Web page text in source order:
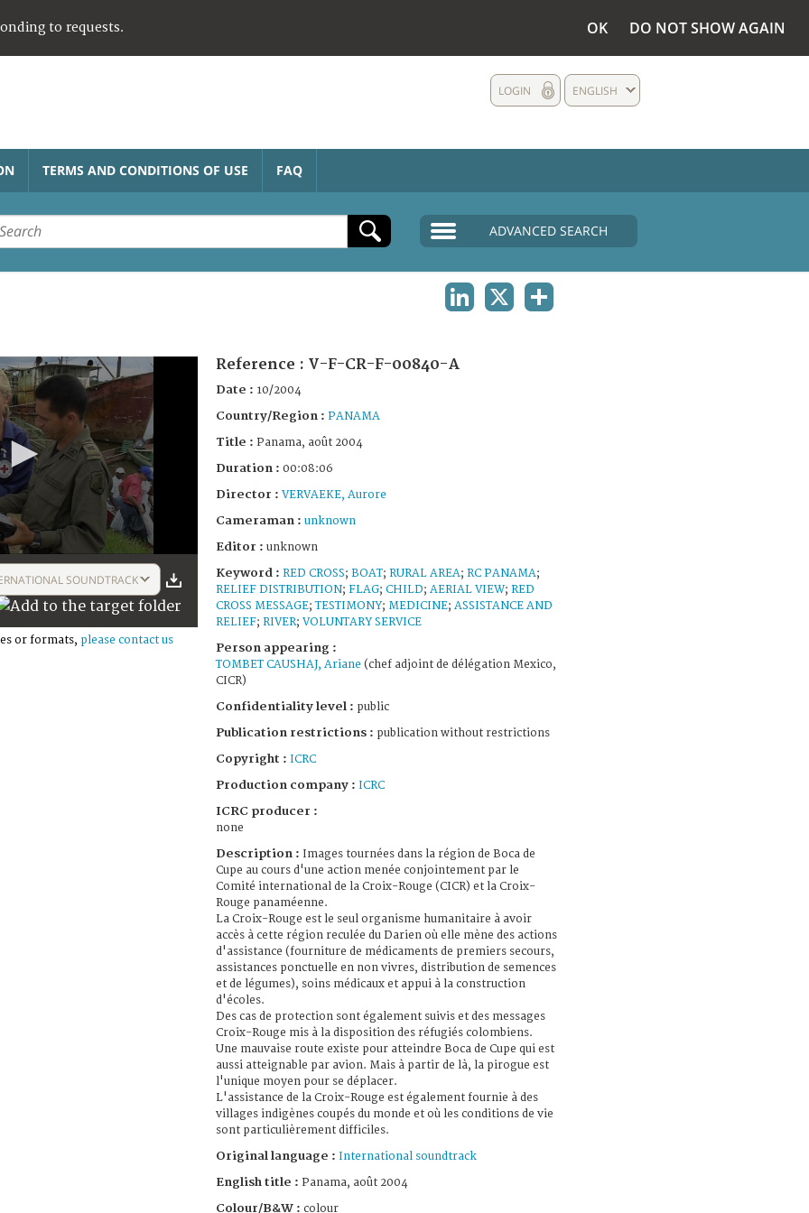
to requests. OK DO NOT SHOW AGAIN
ENGLISH
LOGIN
TERMS AND CONDITIONS OF USE FAQ
ADVANCED SEARCH
SOUNDTRACK
or formats, please contact us
Reference : V-F-CR-F-00840-A
Date : 10/2004
Country/Region : PANAMA
Title : Panama, août 2004
Duration : 00:08:06
Director : VERVAEKE, Aurore
Cameraman : unknown
Editor : unknown
Keyword : RED CROSS; BOAT; RURAL AREA; RC PANAMA;
RELIEF DISTRIBUTION; FLAG; CHILD; AERIAL VIEW; RED
CROSS MESSAGE;TESTIMONY; MEDICINE; ASSISTANCE AND
RELIEF; RIVER; VOLUNTARY SERVICE
Person appearing :
TOMBET CAUSHAJ, Ariane (chef adjoint de délégation Mexico,
CICR)
Confidentiality level : public
Publication restrictions : publication without restrictions
Copyright : ICRC
Production company : ICRC
ICRC producer :
none
Description : Images tournées dans la région de Boca de
Cupe au cours d'une action menée conjointement par le
Comité international de la Croix-Rouge (CICR) et la Croix-
Rouge panaméenne.
La Croix-Rouge est le seul organisme humanitaire à avoir
accès à cette région reculée du Darien où elle mène des actions
d'assistance (fourniture de médicaments de premiers secours,
assistances ponctuelle en non vivres, distribution de semences
et de légumes), soins médicaux et appui à la construction
d'écoles.
Des cas de protection sont également suivis et des messages
Croix-Rouge mis à la disposition des réfugiés colombiens.
Une mauvaise route existe pour atteindre Boca de Cupe qui est
aussi atteignable par avion. Mais à partir de là, la pirogue est
l'unique moyen pour se déplacer.
L'assistance de la Croix-Rouge est également fournie à des
villages indigènes coupés du monde et où les conditions de vie
sont particulièrement difficiles.
Original language : International soundtrack
English title : Panama, août 2004
Colour/B&W : colour